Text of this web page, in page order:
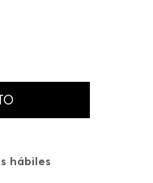
hábiles